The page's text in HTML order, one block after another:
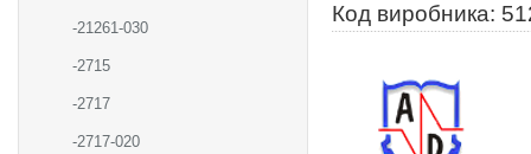
-21261-030
-2715
-2717
-2717-020
Код виробника: